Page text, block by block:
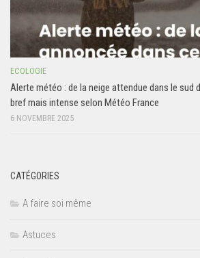
ECOLOGIE
Alerte météo : de la neige attendue dans le sud
bref mais intense selon Météo France
6 NOVEMBRE 2025
CATÉGORIES
A faire soi même
Astuces